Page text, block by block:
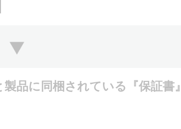
品に同梱されている『保証書